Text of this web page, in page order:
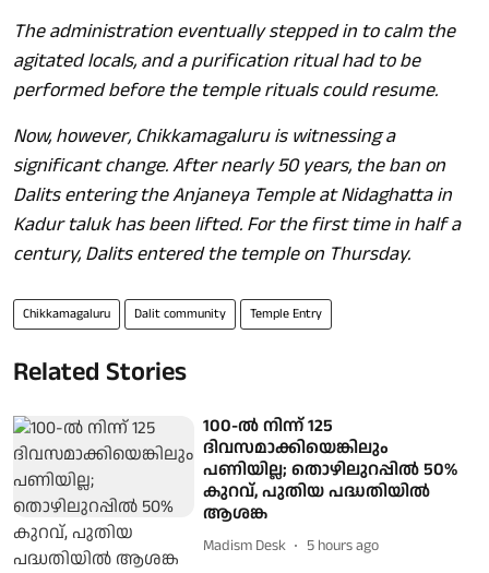
The administration eventually stepped in to calm the
agitated locals, and a purification ritual had to be
performed before the temple rituals could resume.
Now, however, Chikkamagaluru is witnessing a
significant change. After nearly 50 years, the ban on
Dalits entering the Anjaneya Temple at Nidaghatta in
Kadur taluk has been lifted. For the first time in half a
century, Dalits entered the temple on Thursday.
Chikkamagaluru Dalit community Temple Entry
Related Stories
100-ല്‍ നിന്ന് 125
ദിവസമാക്കിയെങ്കിലും
പണിയില്ല; തൊഴിലുറപ്പില്‍ 50%
കുറവ്, പുതിയ പദ്ധതിയില്‍
ആശങ്ക
Madism Desk 5 hours ago